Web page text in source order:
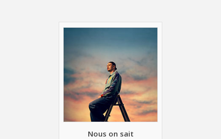
Nous on sait